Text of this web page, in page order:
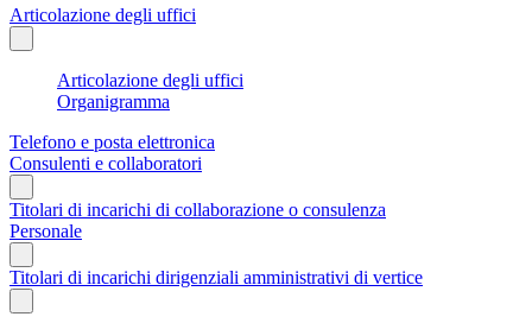
Articolazione degli uffici
Articolazione degli uffici
Organigramma
Telefono e posta elettronica
Consulenti e collaboratori
Titolari di incarichi di collaborazione o consulenza
Personale
Titolari di incarichi dirigenziali amministrativi di vertice